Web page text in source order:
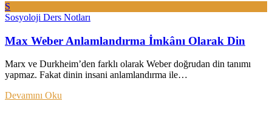
S
Sosyoloji Ders Notları
Max Weber Anlamlandırma İmkânı Olarak Din
Marx ve Durkheim’den farklı olarak Weber doğrudan din tanımı
yapmaz. Fakat dinin insani anlamlandırma ile…
Devamını Oku